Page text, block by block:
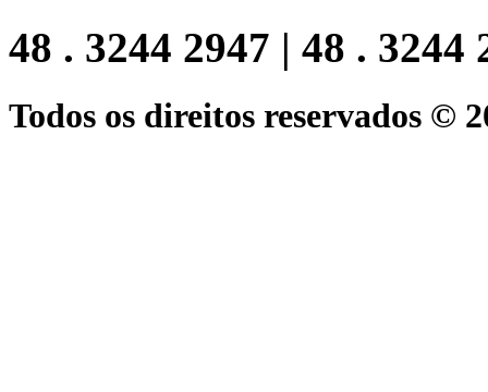
48 . 3244 2947 | 48 . 3244
Todos os direitos reservados ©